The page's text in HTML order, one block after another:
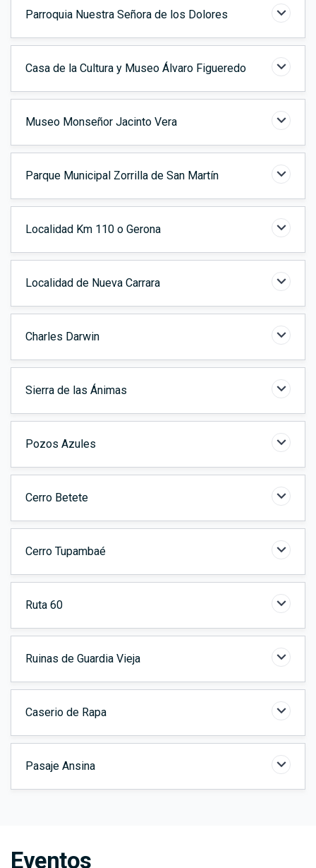
Parroquia Nuestra Señora de los Dolores
Casa de la Cultura y Museo Álvaro Figueredo
Museo Monseñor Jacinto Vera
Parque Municipal Zorrilla de San Martín
Localidad Km 110 o Gerona
Localidad de Nueva Carrara
Charles Darwin
Sierra de las Ánimas
Pozos Azules
Cerro Betete
Cerro Tupambaé
Ruta 60
Ruinas de Guardia Vieja
Caserio de Rapa
Pasaje Ansina
Elementos
Eventos